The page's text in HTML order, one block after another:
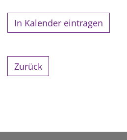
In Kalender eintragen
Zurück